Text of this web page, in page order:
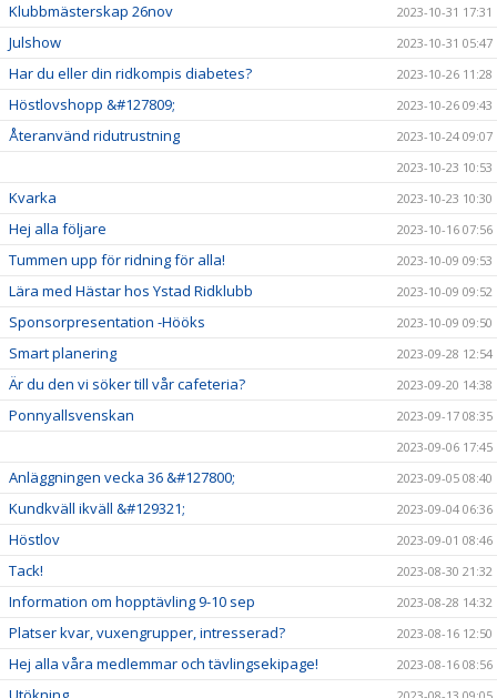
Klubbmästerskap 26nov 2023-10-31 17:31
Julshow 2023-10-31 05:47
Har du eller din ridkompis diabetes? 2023-10-26 11:28
Höstlovshopp &#127809; 2023-10-26 09:43
Återanvänd ridutrustning
2023-10-24 09:07
2023-10-23 10:53
Kvarka 2023-10-23 10:30
Hej alla följare 2023-10-16 07:56
Tummen upp för ridning för alla! 2023-10-09 09:53
Lära med Hästar hos Ystad Ridklubb 2023-10-09 09:52
Sponsorpresentation -Hööks 2023-10-09 09:50
Smart planering 2023-09-28 12:54
Är du den vi söker till vår cafeteria? 2023-09-20 14:38
Ponnyallsvenskan
2023-09-17 08:35
2023-09-06 17:45
Anläggningen vecka 36 &#127800; 2023-09-05 08:40
Kundkväll ikväll &#129321; 2023-09-04 06:36
Höstlov 2023-09-01 08:46
Tack! 2023-08-30 21:32
Information om hopptävling 9-10 sep 2023-08-28 14:32
Platser kvar, vuxengrupper, intresserad? 2023-08-16 12:50
Hej alla våra medlemmar och tävlingsekipage! 2023-08-16 08:56